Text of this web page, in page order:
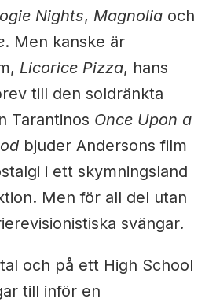
Nights, Magnoliaoch
. Men kanske är
Licorice Pizza, hans
till den soldränkta
Tarantinos Once Upon a
bjuder Andersons film
i ett skymningsland
Men för all del utan
svängar.
och på ett High School
till inför en